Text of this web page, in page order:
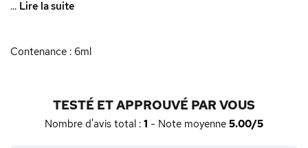
... Lire la suite
Contenance : 6ml
TESTÉ ET APPROUVÉ PAR VOUS
Nombre d'avis total : 1 - Note moyenne 5.00/5